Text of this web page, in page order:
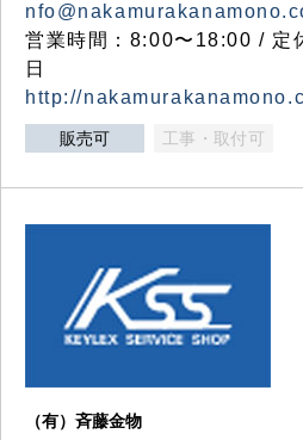
営業時間：8:00〜18:00 / 定
日
http://
販売可 工事・取付可
（有）斉藤金物